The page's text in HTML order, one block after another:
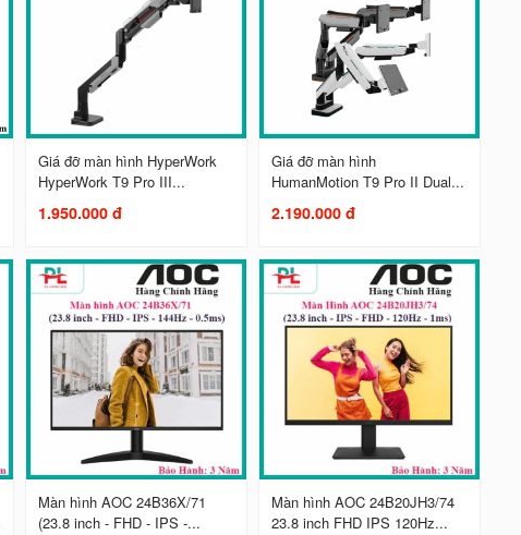
Giá đỡ màn hình HyperWork
HyperWork T9 Pro III...
1.950.000 đ
Giá đỡ màn hình
HumanMotion T9 Pro II Dual...
2.190.000 đ
Màn hình AOC 24B36X/71
(23.8 inch - FHD - IPS -...
Màn hình AOC 24B20JH3/74
23.8 inch FHD IPS 120Hz...